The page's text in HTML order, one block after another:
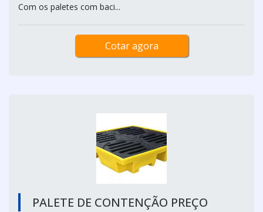
Com os paletes com baci...
Cotar agora
PALETE DE CONTENÇÃO PREÇO